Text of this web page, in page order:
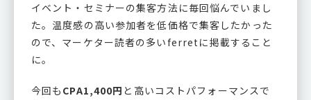
イベント・セミナーの集客方法に毎回悩んでいまし
た。温度感の高い参加者を低価格で集客したかった
ので、マーケター読者の多いferretに掲載すること
に。
今回も CPA1,400円 と高いコストパフォーマンスで